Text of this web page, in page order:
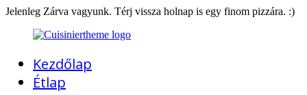
Jelenleg Zárva vagyunk. Térj vissza holnap is egy finom pizzára. :)
Kezdőlap
Étlap